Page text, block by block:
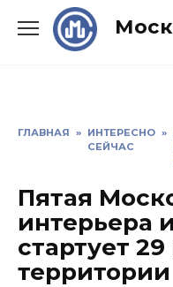
ГЛАВНАЯ » ИНТЕРЕСНО
СЕЙЧАС
»
Пятая
интерьера
стартует